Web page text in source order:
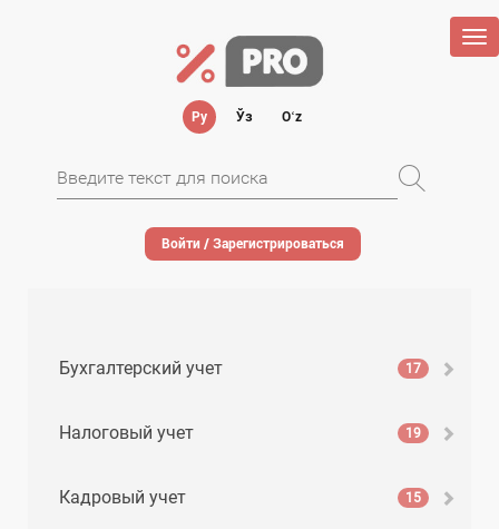
Ру Ўз Oʻz
Войти / Зарегистрироваться
Бухгалтерский учет 17
Налоговый учет 19
Кадровый учет 15